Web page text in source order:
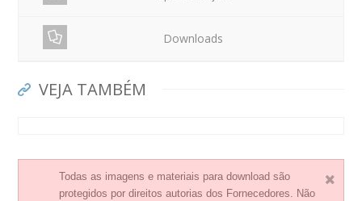
Downloads
VEJA TAMBÉM
Todas as imagens e materiais para download são
protegidos por direitos autorias dos Fornecedores. Não